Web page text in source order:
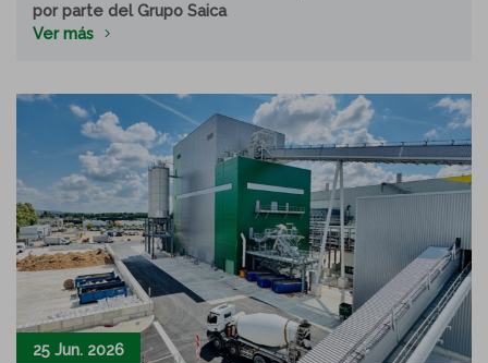
por parte del Grupo Saica
Ver más
25 Jun. 2026